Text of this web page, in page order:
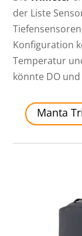
der Liste
Konfiguration
Temperatur
könnte DO
Manta